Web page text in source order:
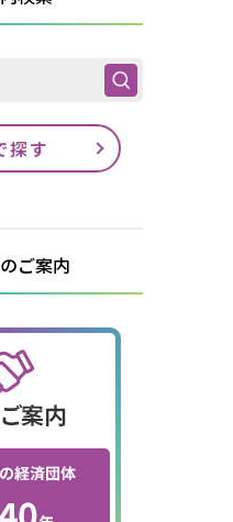
探す
ご案内